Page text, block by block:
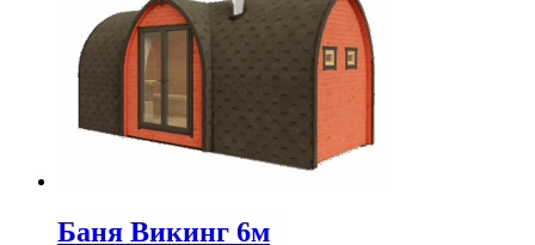
Баня Викинг 6м